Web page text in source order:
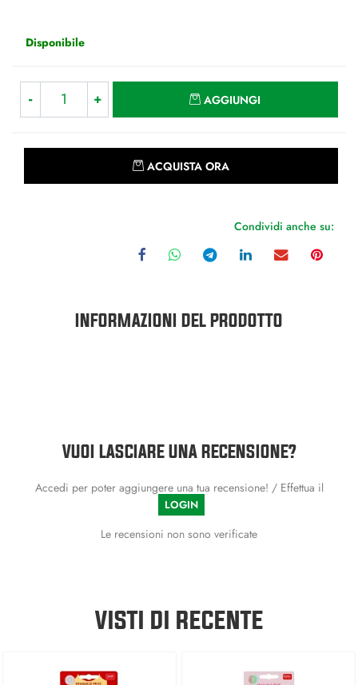
Disponibile
AGGIUNGI
ACQUISTA ORA
Condividi anche su:
INFORMAZIONI DEL PRODOTTO
VUOI LASCIARE UNA RECENSIONE?
Accedi per poter aggiungere una tua recensione! / Effettua il
LOGIN
Le recensioni non sono verificate
VISTI DI RECENTE